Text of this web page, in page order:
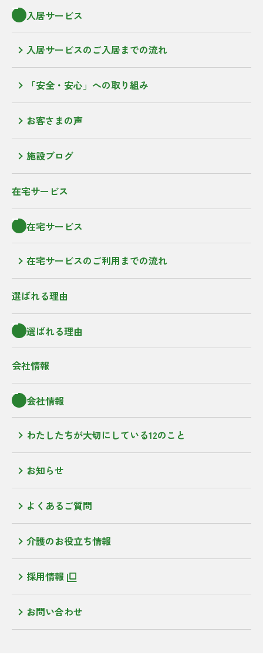
入居サービス
入居サービスのご入居までの流れ
「安全・安心」への取り組み
お客さまの声
施設ブログ
在宅サービス
在宅サービス
在宅サービスのご利用までの流れ
選ばれる理由
選ばれる理由
会社情報
会社情報
わたしたちが大切にしている12のこと
お知らせ
よくあるご質問
介護のお役立ち情報
採用情報
お問い合わせ